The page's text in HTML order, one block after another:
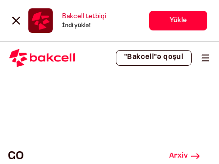
Bakcell tətbiqi
İndi yüklə!
Yüklə
"Bakcell"ə qoşul
GO Arxiv